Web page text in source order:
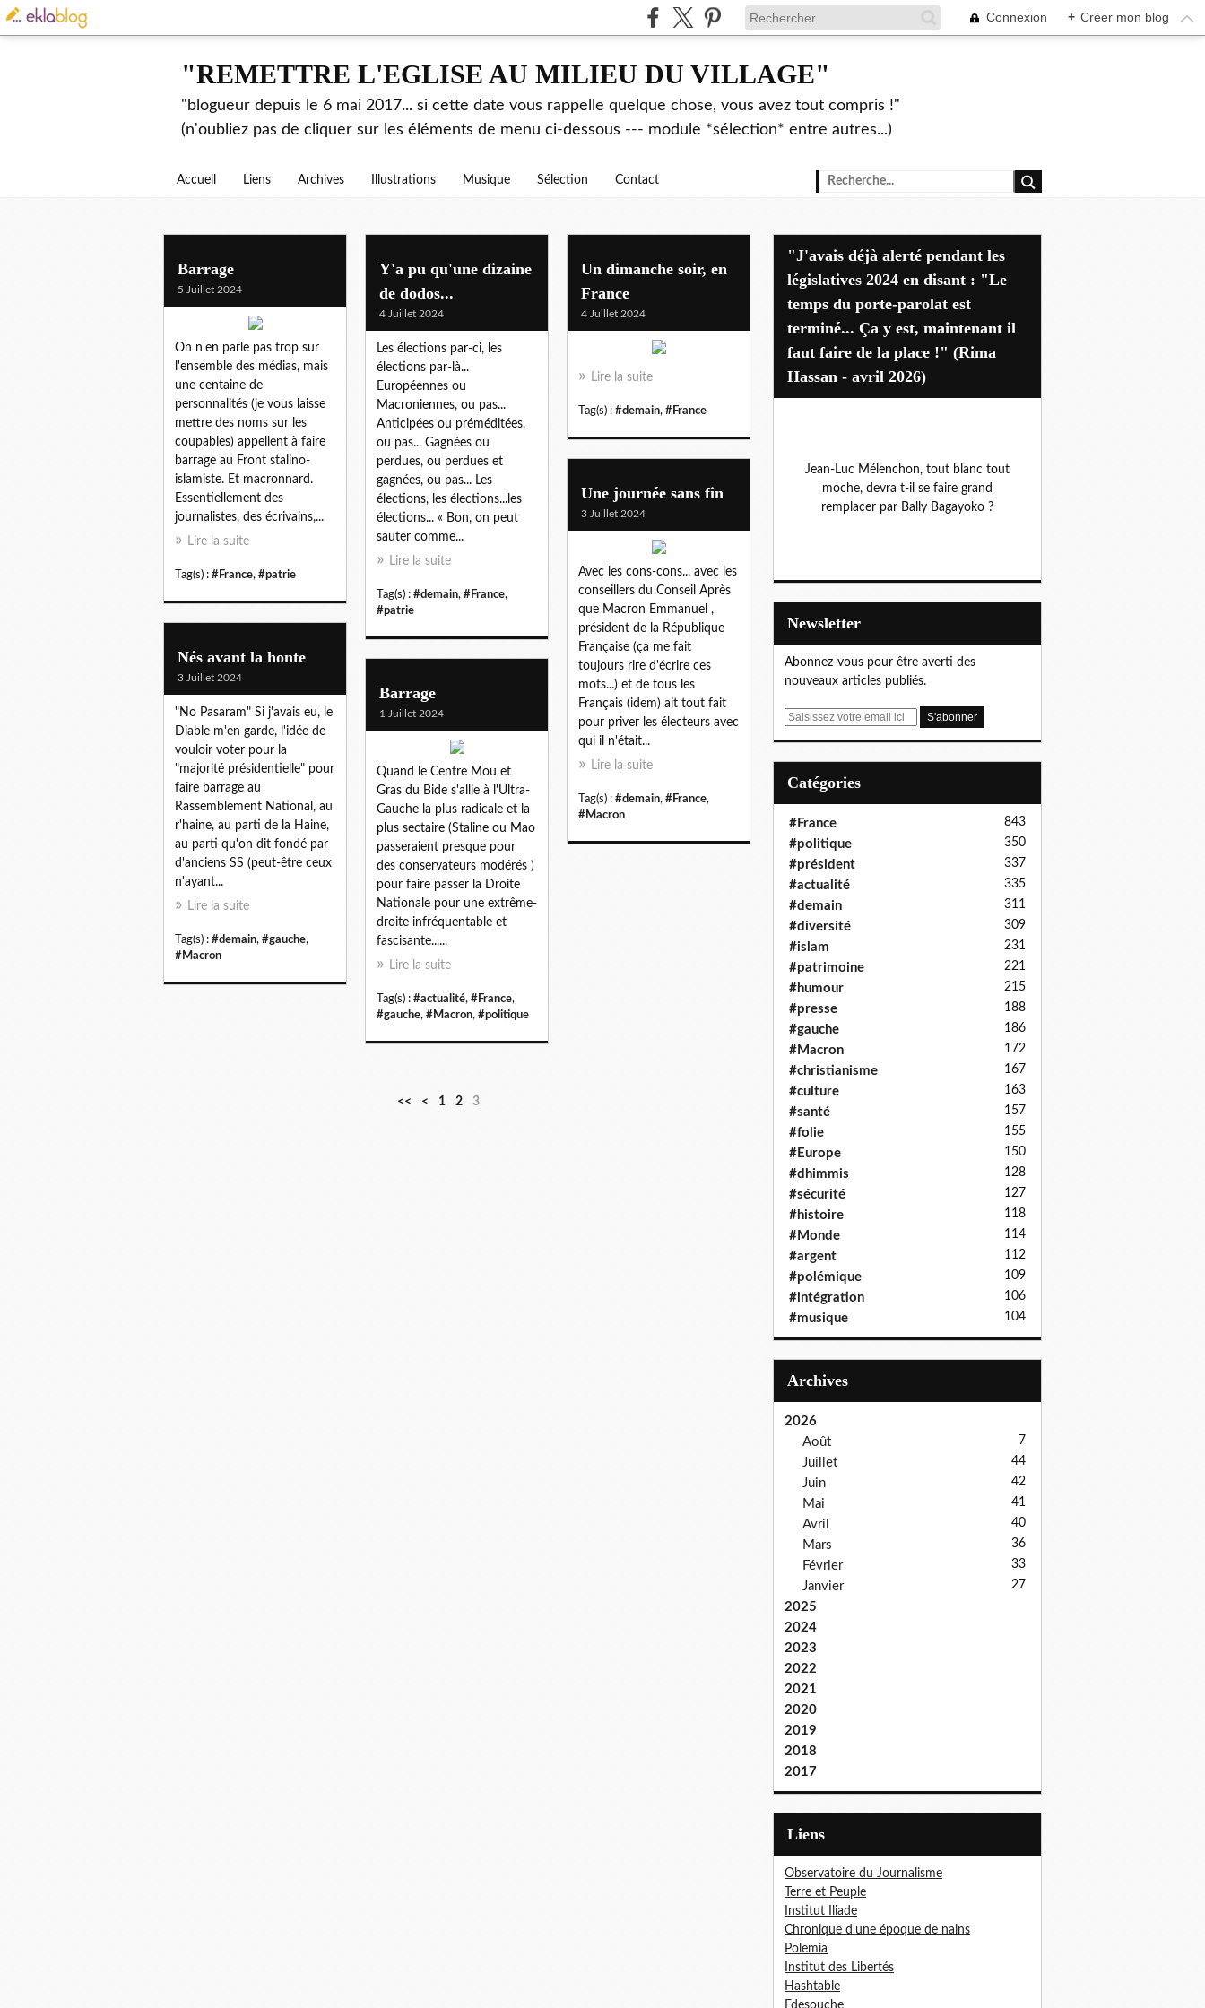
Connexion + Créer mon blog
"REMETTRE L'EGLISE AU MILIEU DU VILLAGE"
"blogueur depuis le 6 mai 2017... si cette date vous rappelle quelque chose, vous avez tout compris !"
(n'oubliez pas de cliquer sur les éléments de menu ci-dessous --- module *sélection* entre autres...)
Accueil Liens Archives Illustrations Musique Sélection Contact
Barrage
5 Juillet 2024
On n'en parle pas trop sur
l'ensemble des médias, mais
une centaine de
personnalités (je vous laisse
mettre des noms sur les
coupables) appellent à faire
barrage au Front stalino-
islamiste. Et macronnard.
Essentiellement des
journalistes, des écrivains,...
Lire la suite
Tag(s) : #France, #patrie
Y'a pu qu'une dizaine
de dodos...
4 Juillet 2024
Les élections par-ci, les
élections par-là...
Européennes ou
Macroniennes, ou pas...
Anticipées ou préméditées,
ou pas... Gagnées ou
perdues, ou perdues et
gagnées, ou pas... Les
élections, les élections...les
élections... « Bon, on peut
sauter comme...
Lire la suite
Tag(s) : #demain, #France,
#patrie
Un dimanche soir, en
France
4 Juillet 2024
Lire la suite
Tag(s) : #demain, #France
Une journée sans fin
3 Juillet 2024
Avec les cons-cons... avec les
conseillers du Conseil Après
que Macron Emmanuel ,
président de la République
Française (ça me fait
toujours rire d'écrire ces
mots...) et de tous les
Français (idem) ait tout fait
pour priver les électeurs avec
qui il n'était...
Lire la suite
Tag(s) : #demain, #France,
#Macron
Nés avant la honte
3 Juillet 2024
"No Pasaram" Si j'avais eu, le
Diable m'en garde, l'idée de
vouloir voter pour la
"majorité présidentielle" pour
faire barrage au
Rassemblement National, au
r'haine, au parti de la Haine,
au parti qu'on dit fondé par
d'anciens SS (peut-être ceux
n'ayant...
Lire la suite
Tag(s) : #demain, #gauche,
#Macron
Barrage
1 Juillet 2024
Quand le Centre Mou et
Gras du Bide s'allie à l'Ultra-
Gauche la plus radicale et la
plus sectaire (Staline ou Mao
passeraient presque pour
des conservateurs modérés )
pour faire passer la Droite
Nationale pour une extrême-
droite infréquentable et
fascisante......
Lire la suite
Tag(s) : #actualité, #France,
#gauche, #Macron, #politique
<< < 1 2 3
"J'avais déjà alerté pendant les
législatives 2024 en disant : "Le
temps du porte-parolat est
terminé... Ça y est, maintenant il
faut faire de la place !" (Rima
Hassan - avril 2026)
Jean-Luc Mélenchon, tout blanc tout
moche, devra t-il se faire grand
remplacer par Bally Bagayoko ?
Newsletter
Abonnez-vous pour être averti des
nouveaux articles publiés.
E
Catégories
#France 843
#politique 350
#président 337
#actualité 335
#demain 311
#diversité 309
#islam 231
#patrimoine 221
#humour 215
#presse 188
#gauche 186
#Macron 172
#christianisme 167
#culture 163
#santé 157
#folie 155
#Europe 150
#dhimmis 128
#sécurité 127
#histoire 118
#Monde 114
#argent 112
#polémique 109
#intégration 106
#musique 104
Archives
2026
Août
7
Juillet 44
Juin 42
Mai 41
Avril 40
Mars 36
Février 33
Janvier 27
2025
2024
2023
2022
2021
2020
2019
2018
2017
Liens
Observatoire du Journalisme
Terre et Peuple
Institut Iliade
Chronique d'une époque de nains
Polemia
Institut des Libertés
Hashtable
Fdesouche